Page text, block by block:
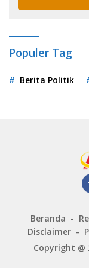
Populer Tag
Berita Politik
Beranda
Disclaimer
Copyright @